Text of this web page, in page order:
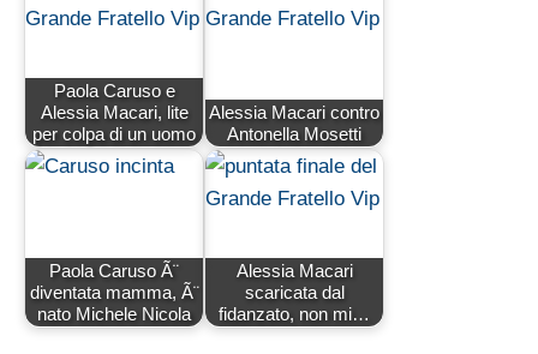
Paola Caruso e
Alessia Macari, lite
per colpa di un uomo
Alessia Macari contro
Antonella Mosetti
Paola Caruso Ã¨
diventata mamma, Ã¨
nato Michele Nicola
Alessia Macari
scaricata dal
fidanzato, non mi…